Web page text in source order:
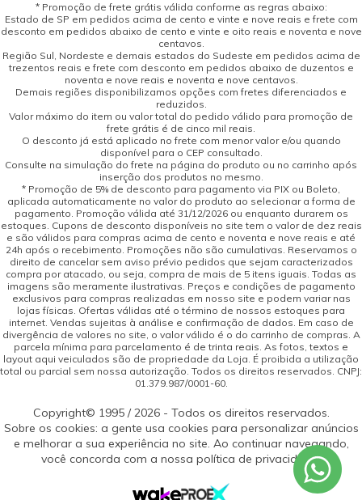
* Promoção de frete grátis válida conforme as regras abaixo:
Estado de SP em pedidos acima de cento e vinte e nove reais e frete com
desconto em pedidos abaixo de cento e vinte e oito reais e noventa e nove
centavos.
Região Sul, Nordeste e demais estados do Sudeste em pedidos acima de
trezentos reais e frete com desconto em pedidos abaixo de duzentos e
noventa e nove reais e noventa e nove centavos.
Demais regiões disponibilizamos opções com fretes diferenciados e
reduzidos.
Valor máximo do item ou valor total do pedido válido para promoção de
frete grátis é de cinco mil reais.
O desconto já está aplicado no frete com menor valor e/ou quando
disponível para o CEP consultado.
Consulte na simulação do frete na página do produto ou no carrinho após
inserção dos produtos no mesmo.
* Promoção de 5% de desconto para pagamento via PIX ou Boleto,
aplicada automaticamente no valor do produto ao selecionar a forma de
pagamento. Promoção válida até 31/12/2026 ou enquanto durarem os
estoques. Cupons de desconto disponíveis no site tem o valor de dez reais
e são válidos para compras acima de cento e noventa e nove reais e até
24h após o recebimento. Promoções não são cumulativas. Reservamos o
direito de cancelar sem aviso prévio pedidos que sejam caracterizados
compra por atacado, ou seja, compra de mais de 5 itens iguais. Todas as
imagens são meramente ilustrativas. Preços e condições de pagamento
exclusivos para compras realizadas em nosso site e podem variar nas
lojas físicas. Ofertas válidas até o término de nossos estoques para
internet. Vendas sujeitas à análise e confirmação de dados. Em caso de
divergência de valores no site, o valor válido é o do carrinho de compras. A
parcela mínima para parcelamento é de trinta reais. As fotos, textos e
layout aqui veiculados são de propriedade da Loja. É proibida a utilização
total ou parcial sem nossa autorização. Todos os direitos reservados. CNPJ:
01.379.987/0001-60.
Copyright© 1995 / 2026 - Todos os direitos reservados.
Sobre os cookies: a gente usa cookies para personalizar anúncios
e melhorar a sua experiência no site. Ao continuar navegando,
você concorda com a nossa política de privacidade.